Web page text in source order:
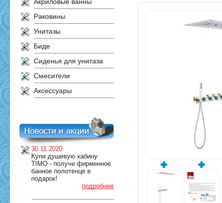
Раковины
Унитазы
Биде
Сиденья для унитаза
Смесители
Аксессуары
30.11.2020
Купи душевую кабину
TIMO - получи фирменное
банное полотенце в
подарок!
подробнее